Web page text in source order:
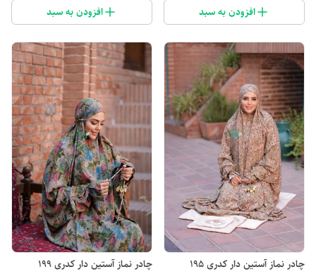
افزودن به سبد افزودن به سبد
چادر نماز آستین دار کدری 195 چادر نماز آستین دار کدری 199